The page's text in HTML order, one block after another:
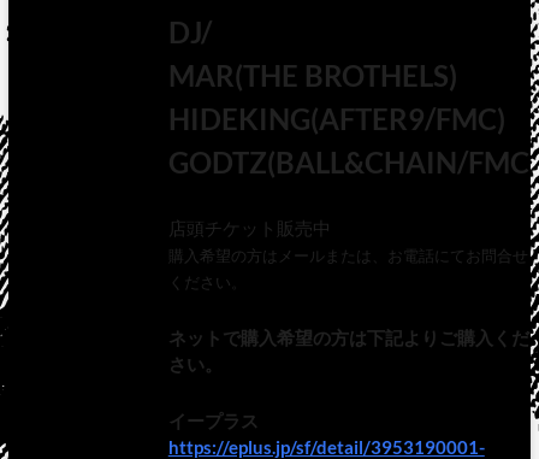
DJ/
MAR(THE BROTHELS)
HIDEKING(AFTER9/FMC)
GODTZ(BALL&CHAIN/FMC)
店頭チケット販売中
購入希望の方はメールまたは、お電話にてお問合せ
ください。
ネットで購入希望の方は下記よりご購入くだ
さい。
イープラス
https://eplus.jp/sf/detail/3953190001-